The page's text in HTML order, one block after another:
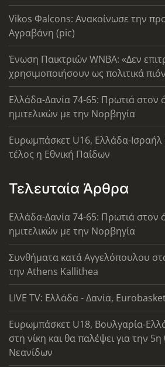
Vikos Φalcons: Ανακοίνωσε την
Αγραβάνη (pic)
Ένωση Παικτριών WNBA: «Δεν
χρησιμοποιήσουν ως πολιτικά
Ελλάδα-Δανία 74-65: Πρωτιά στον
ημιτελικών με την Νορβηγία
Ευρωμπάσκετ U16, Ελλάδα-Ισραήλ
τέλος η Εθνική Παίδων
Τελευταία Άρθρα
Ελλάδα-Δανία 74-65: Πρωτιά στον
ημιτελικών με την Νορβηγία
Συνθήματα κατά Αγγελόπουλου
την Athens Kallithea
LIVE TV: Ελλάδα - Δανία,
Ευρωμπάσκετ U18, Βουλγαρία-
στη νίκη και θα παλέψει για την
Νεανίδων